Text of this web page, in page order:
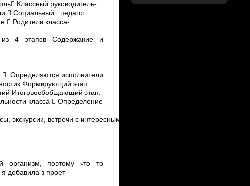
Классный руководитель­
 Социальный педагог­
 Родители класса­
из 4 этапов Содержание и
 Определяются исполнители.
Формирующий этап.
Итогово­обобщающий этап.
класса  Определение
экскурсии, встречи с интересными
организм, поэтому что­ то
добавила в проет